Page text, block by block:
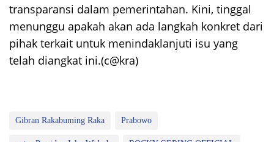
transparansi dalam pemerintahan. Kini, tinggal
menunggu apakah akan ada langkah konkret dari
pihak terkait untuk menindaklanjuti isu yang
telah diangkat ini.(c@kra)
Gibran Rakabuming Raka Prabowo